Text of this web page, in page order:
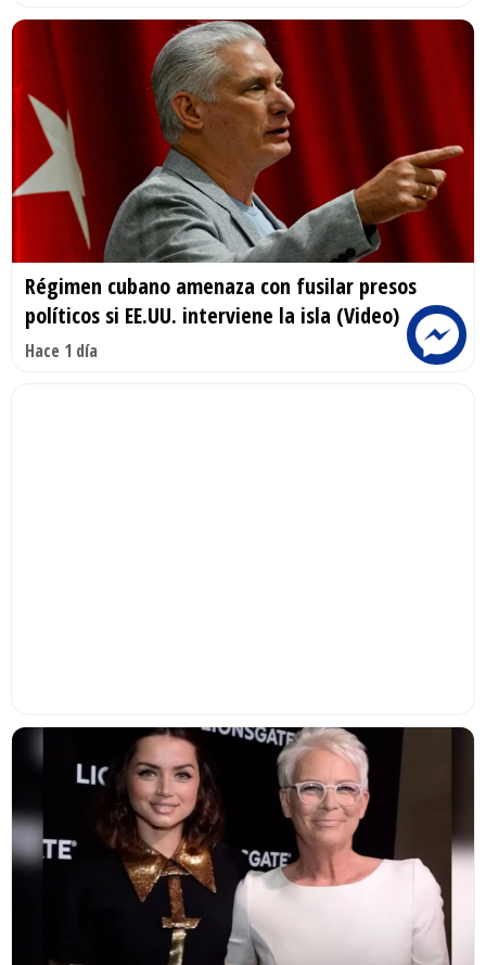
Régimen cubano amenaza con fusilar presos
políticos si EE.UU. interviene la isla (Video)
Hace 1 día